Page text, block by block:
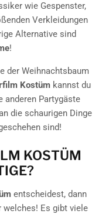
wie Gespenster,
Verkleidungen
Alternative sind
!
der Weihnachtsbaum
Kostüm kannst du
anderen Partygäste
die schaurigen Dinge
sind!
KOSTÜM
entscheidest, dann
Es gibt viele